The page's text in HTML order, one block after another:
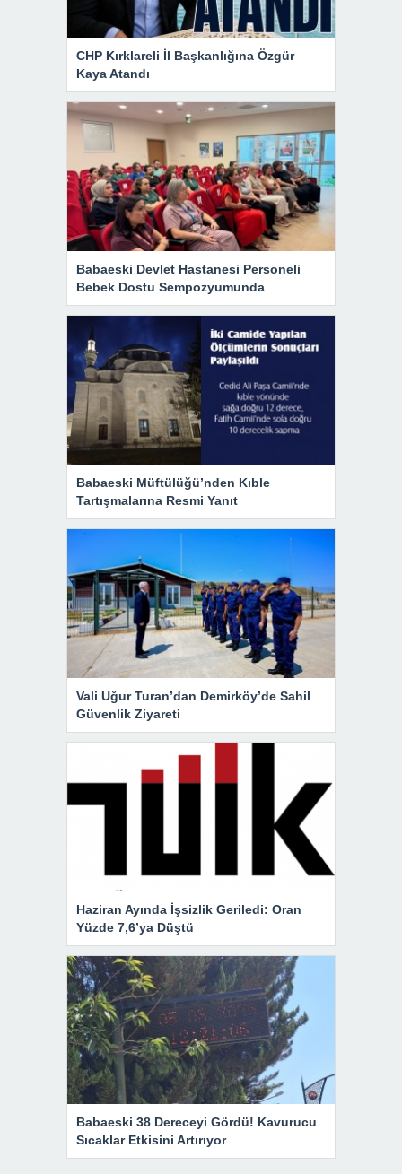
CHP Kırklareli İl Başkanlığına Özgür
Kaya Atandı
Babaeski Devlet Hastanesi Personeli
Bebek Dostu Sempozyumunda
Babaeski Müftülüğü’nden Kıble
Tartışmalarına Resmi Yanıt
Vali Uğur Turan’dan Demirköy’de Sahil
Güvenlik Ziyareti
Haziran Ayında İşsizlik Geriledi: Oran
Yüzde 7,6’ya Düştü
Babaeski 38 Dereceyi Gördü! Kavurucu
Sıcaklar Etkisini Artırıyor